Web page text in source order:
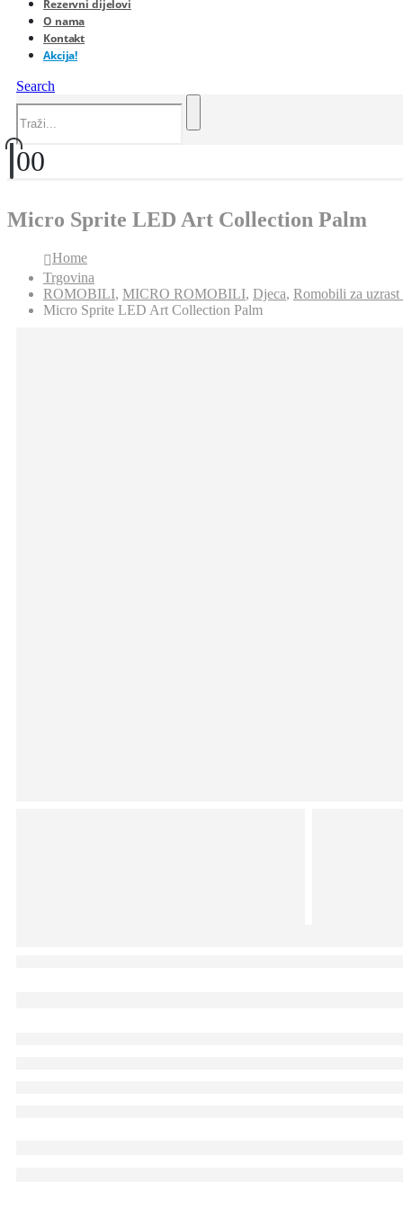
Rezervni dijelovi
O nama
Kontakt
Akcija!
Search
00
Micro Sprite LED Art Collection Palm
Home
Trgovina
ROMOBILI, MICRO ROMOBILI, Djeca, Romobili za uzrast
Micro Sprite LED Art Collection Palm